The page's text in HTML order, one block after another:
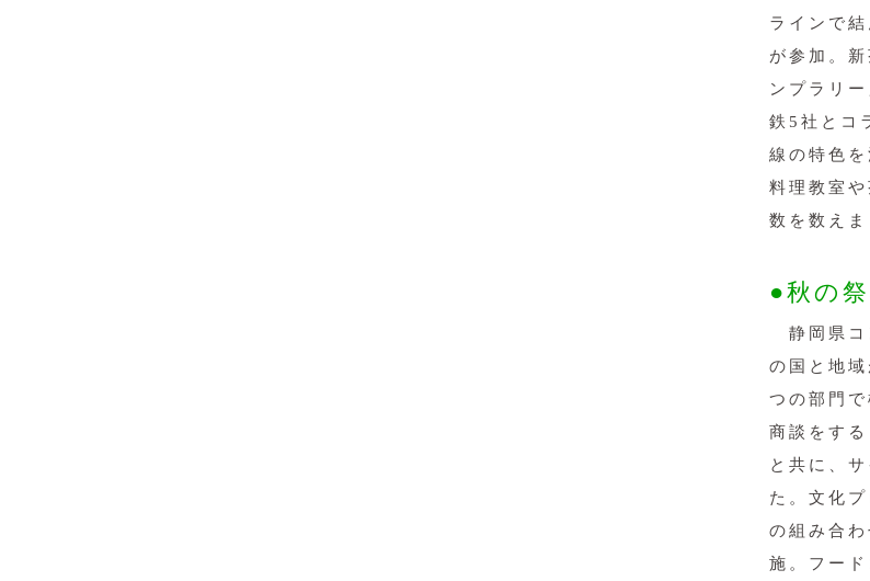
ラインで
が参加。
ンプラリ
鉄5社とコ
線の特色
料理教室
数を数えま
●秋の
静岡県コ
の国と地
つの部門
商談をす
と共に、
た。文化
の組み合
施。フー